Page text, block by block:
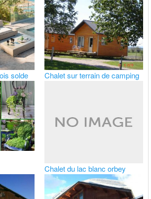
solde Chalet sur terrain de camping
Chalet du lac blanc orbey